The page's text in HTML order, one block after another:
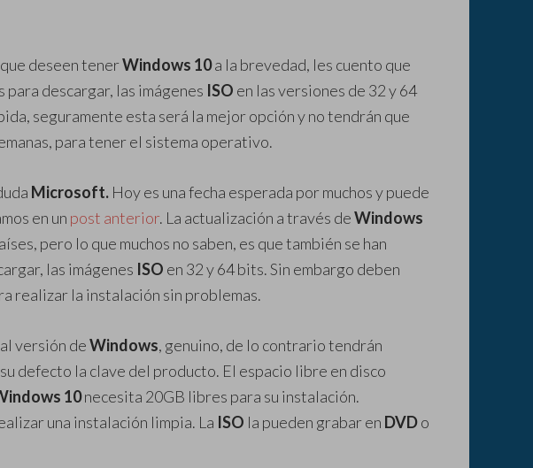
deseen tenerWindows 10a la brevedad, les cuento que
descargar, las imágenes ISO en las versiones de 32 y 64
seguramente esta será la mejor opción y no tendrán que
para tener el sistema operativo.
Microsoft. Hoy es una fecha esperada por muchos y puede
en un post anterior. La actualización a través deWindows
pero lo que muchos no saben, es que también se han
las imágenes ISO en 32 y 64 bits. Sin embargo deben
realizar la instalación sin problemas.
versión deWindows, genuino, de lo contrario tendrán
defecto la clave del producto. El espacio libre en disco
10necesita 20GB libres para su instalación.
una instalación limpia. La ISO la pueden grabar en DVDo